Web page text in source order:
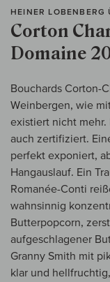
HEINER LOBENBERG
Corton
Domaine
Bouchards Corton-
Weinbergen, wie
existiert nicht
auch zertifiziert.
perfekt exponiert,
Hangauslauf. Ein
Romanée-Conti
wahnsinnig
Butterpopcorn,
aufgeschlagener
Granny Smith mit
klar und